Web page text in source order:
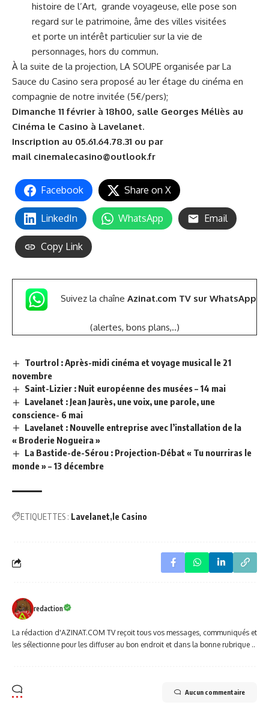
histoire de l’Art, grande voyageuse, elle pose son
regard sur le patrimoine, âme des villes visitées
et porte un intérêt particulier sur la vie de
personnages, hors du commun.
À la suite de la projection, LA SOUPE organisée par La
Sauce du Casino sera proposé au 1er étage du cinéma en
compagnie de notre invitée (5€/pers);
Dimanche 11 février à 18h00, salle Georges Méliès au
Cinéma le Casino à Lavelanet.
Inscription au 05.61.64.78.31 ou par
mail cinemalecasino@outlook.fr
Facebook Share on X
LinkedIn WhatsApp Email
Copy Link
Suivez la chaîne Azinat.com TV sur WhatsApp
(alertes, bons plans,..)
Tourtrol : Après-midi cinéma et voyage musical le 21
novembre
Saint-Lizier : Nuit européenne des musées – 14 mai
Lavelanet : Jean Jaurès, une voix, une parole, une
conscience- 6 mai
Lavelanet : Nouvelle entreprise avec l’installation de la
« Broderie Nogueira »
La Bastide-de-Sérou : Projection-Débat « Tu nourriras le
monde » – 13 décembre
ETIQUETTES : Lavelanet le Casino
redaction
La rédaction d'AZINAT.COM TV reçoit tous vos messages, communiqués et
les sélectionne pour les diffuser au bon endroit et dans la bonne rubrique ..
Aucun commentaire